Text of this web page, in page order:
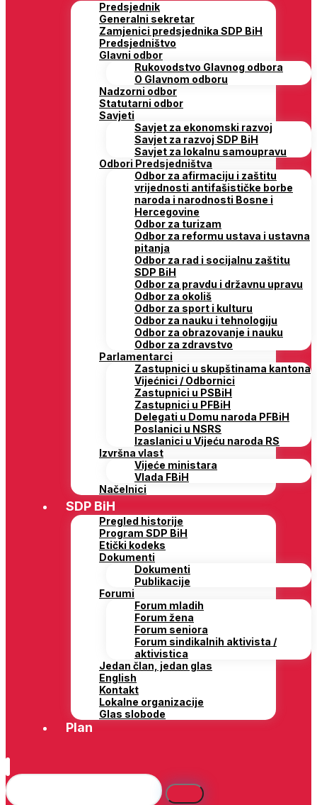
Predsjednik
Generalni sekretar
Zamjenici predsjednika SDP BiH
Predsjedništvo
Glavni odbor
Rukovodstvo Glavnog odbora
O Glavnom odboru
Nadzorni odbor
Statutarni odbor
Savjeti
Savjet za ekonomski razvoj
Savjet za razvoj SDP BiH
Savjet za lokalnu samoupravu
Odbori Predsjedništva
Odbor za afirmaciju i zaštitu
vrijednosti antifašističke borbe
naroda i narodnosti Bosne i
Hercegovine
Odbor za turizam
Odbor za reformu ustava i ustavna
pitanja
Odbor za rad i socijalnu zaštitu
SDP BiH
Odbor za pravdu i državnu upravu
Odbor za okoliš
Odbor za sport i kulturu
Odbor za nauku i tehnologiju
Odbor za obrazovanje i nauku
Odbor za zdravstvo
Parlamentarci
Zastupnici u skupštinama kantona
Vijećnici / Odbornici
Zastupnici u PSBiH
Zastupnici u PFBiH
Delegati u Domu naroda PFBiH
Poslanici u NSRS
Izaslanici u Vijeću naroda RS
Izvršna vlast
Vijeće ministara
Vlada FBiH
Načelnici
SDP BiH
Pregled historije
Program SDP BiH
Etički kodeks
Dokumenti
Dokumenti
Publikacije
Forumi
Forum mladih
Forum žena
Forum seniora
Forum sindikalnih aktivista /
aktivistica
Jedan član, jedan glas
English
Kontakt
Lokalne organizacije
Glas slobode
Plan